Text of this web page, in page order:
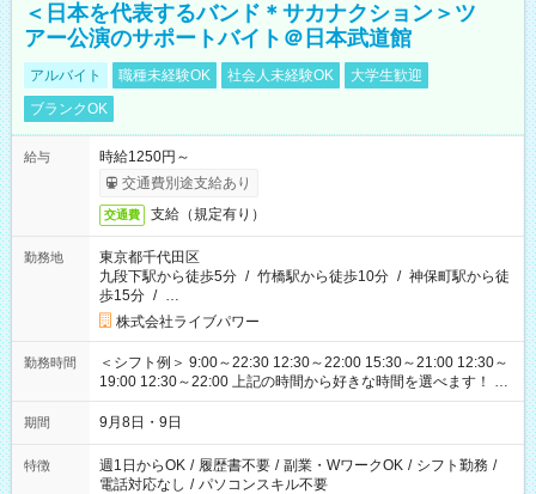
＜日本を代表するバンド＊サカナクション＞ツ
アー公演のサポートバイト＠日本武道館
アルバイト 職種未経験OK 社会人未経験OK
大学生歓迎
ブランクOK
給与
時給1250円～
交通費別途支給あり
交通費 支給（規定有り）
勤務地
東京都千代田区
九段下駅から徒歩5分 / 竹橋駅から徒歩10分 / 神保町駅から徒
歩15分 / …
株式会社ライブパワー
勤務時間
＜シフト例＞ 9:00～22:30 12:30～22:00 15:30～21:00 12:30～
19:00 12:30～22:00 上記の時間から好きな時間を選べます！ ※
時間は変更となる可能性があります
期間 9月8日・9日
特徴 週1日からOK / 履歴書不要 / 副業・WワークOK / シフト勤務 /
電話対応なし / パソコンスキル不要